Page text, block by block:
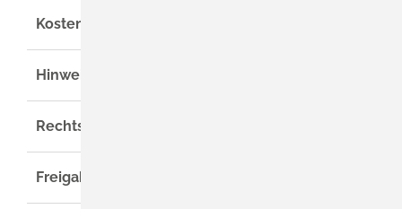
Kosten
Hinweise
Rechtsgrundlage
Freigabevermerk